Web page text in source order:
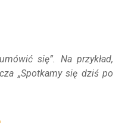
się”. Na przykład,
„Spotkamy się dziś po